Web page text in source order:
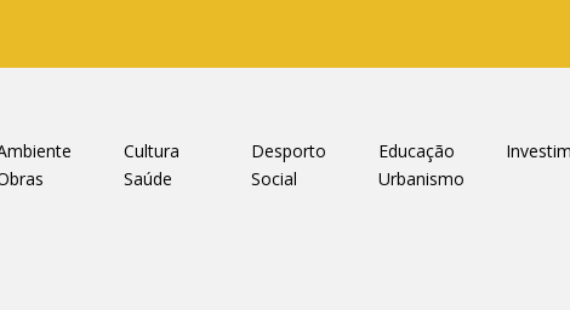
Cultura Desporto Educação
Saúde Social Urbanismo